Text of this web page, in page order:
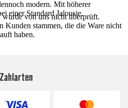
modern. Mit höherer
einer Standard Jalousie.
von uns nicht überprüft.
Kunden stammen, die die Ware nicht
haben.
Zahlarten